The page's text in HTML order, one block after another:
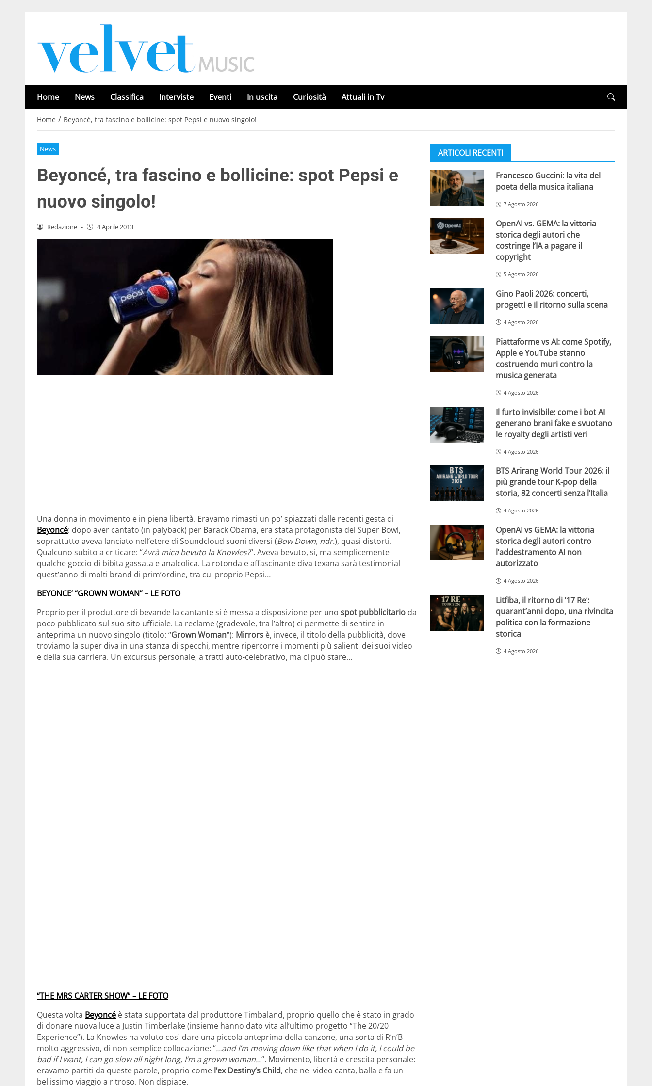
Home News Classifica Interviste Eventi In uscita Curiosità Attuali in Tv
Home / Beyoncé, tra fascino e bollicine: spot Pepsi e nuovo singolo!
News
Beyoncé, tra fascino e bollicine: spot Pepsi e
nuovo singolo!
Redazione - 4 Aprile 2013
Una donna in movimento e in piena libertà. Eravamo rimasti un po’ spiazzati dalle recenti gesta di
Beyoncé: dopo aver cantato (in palyback) per Barack Obama, era stata protagonista del Super Bowl,
soprattutto aveva lanciato nell’etere di Soundcloud suoni diversi (Bow Down, ndr.), quasi distorti.
Qualcuno subito a criticare: “Avrà mica bevuto la Knowles?“. Aveva bevuto, si, ma semplicemente
qualche goccio di bibita gassata e analcolica. La rotonda e affascinante diva texana sarà testimonial
quest’anno di molti brand di prim’ordine, tra cui proprio Pepsi…
BEYONCE’ “GROWN WOMAN” – LE FOTO
Proprio per il produttore di bevande la cantante si è messa a disposizione per uno spot pubblicitario da
poco pubblicato sul suo sito ufficiale. La reclame (gradevole, tra l’altro) ci permette di sentire in
anteprima un nuovo singolo (titolo: “Grown Woman“): Mirrors è, invece, il titolo della pubblicità, dove
troviamo la super diva in una stanza di specchi, mentre ripercorre i momenti più salienti dei suoi video
e della sua carriera. Un excursus personale, a tratti auto-celebrativo, ma ci può stare…
“THE MRS CARTER SHOW” – LE FOTO
Questa volta Beyoncé è stata supportata dal produttore Timbaland, proprio quello che è stato in grado
di donare nuova luce a Justin Timberlake (insieme hanno dato vita all’ultimo progetto “The 20/20
Experience”). La Knowles ha voluto così dare una piccola anteprima della canzone, una sorta di R’n’B
molto aggressivo, di non semplice collocazione: “…and I’m moving down like that when I do it, I could be
bad if I want, I can go slow all night long, I’m a grown woman…“. Movimento, libertà e crescita personale:
eravamo partiti da queste parole, proprio come l’ex Destiny’s Child, che nel video canta, balla e fa un
bellissimo viaggio a ritroso. Non dispiace.
ARTICOLI RECENTI
Francesco Guccini: la vita del
poeta della musica italiana
7 Agosto 2026
OpenAI vs. GEMA: la vittoria
storica degli autori che
costringe l’IA a pagare il
copyright
5 Agosto 2026
Gino Paoli 2026: concerti,
progetti e il ritorno sulla scena
4 Agosto 2026
Piattaforme vs AI: come Spotify,
Apple e YouTube stanno
costruendo muri contro la
musica generata
4 Agosto 2026
Il furto invisibile: come i bot AI
generano brani fake e svuotano
le royalty degli artisti veri
4 Agosto 2026
BTS Arirang World Tour 2026: il
più grande tour K-pop della
storia, 82 concerti senza l’Italia
4 Agosto 2026
OpenAI vs GEMA: la vittoria
storica degli autori contro
l’addestramento AI non
autorizzato
4 Agosto 2026
Litfiba, il ritorno di ’17 Re’:
quarant’anni dopo, una rivincita
politica con la formazione
storica
4 Agosto 2026